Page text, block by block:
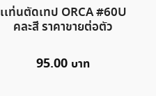
เเท่นตัดเทป ORCA #60U
คละสี ราคาขายต่อตัว
95.00